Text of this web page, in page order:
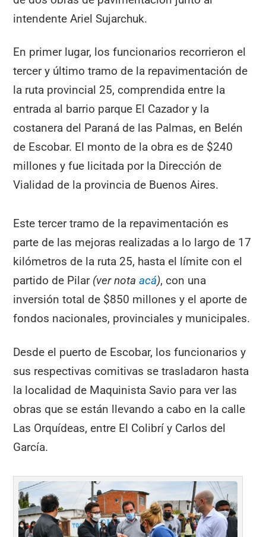
intendente Ariel Sujarchuk.
En primer lugar, los funcionarios recorrieron el
tercer y último tramo de la repavimentación de
la ruta provincial 25, comprendida entre la
entrada al barrio parque El Cazador y la
costanera del Paraná de las Palmas, en Belén
de Escobar. El monto de la obra es de $240
millones y fue licitada por la Dirección de
Vialidad de la provincia de Buenos Aires.
Este tercer tramo de la repavimentación es
parte de las mejoras realizadas a lo largo de 17
kilómetros de la ruta 25, hasta el límite con el
partido de Pilar (ver notaacá), con una
inversión total de $850 millones y el aporte de
fondos nacionales, provinciales y municipales.
Desde el puerto de Escobar, los funcionarios y
sus respectivas comitivas se trasladaron hasta
la localidad de Maquinista Savio para ver las
obras que se están llevando a cabo en la calle
Las Orquídeas, entre El Colibrí y Carlos del
García.